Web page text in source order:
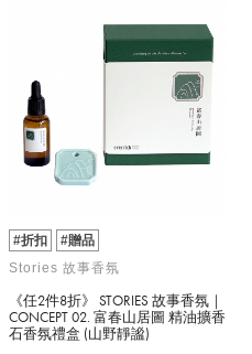
#折扣
#贈品
Stories 故事香氛
《任2件8折》 STORIES 故事香氛｜
CONCEPT 02. 富春山居圖 精油擴香
石香氛禮盒 (山野靜謐)